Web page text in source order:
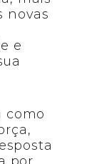
novas
e
como